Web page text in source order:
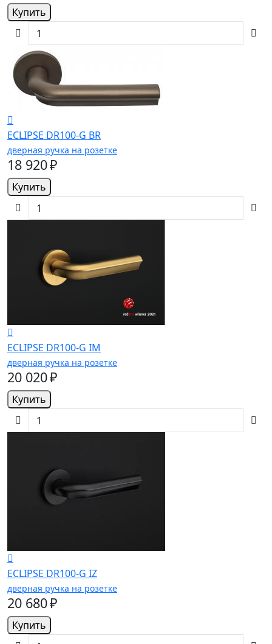
Купить
ECLIPSE DR100-G BR
дверная ручка на розетке
18 920 ₽
Купить
ECLIPSE DR100-G IM
дверная ручка на розетке
20 020 ₽
Купить
ECLIPSE DR100-G IZ
дверная ручка на розетке
20 680 ₽
Купить